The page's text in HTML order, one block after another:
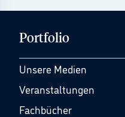
Portfolio
Unsere Medien
Veranstaltungen
Fachbücher